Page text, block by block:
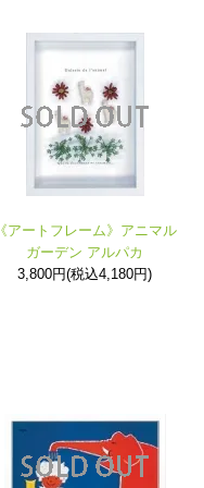
《アートフレーム》アニマル
ガーデン アルパカ
3,800円(税込4,180円)